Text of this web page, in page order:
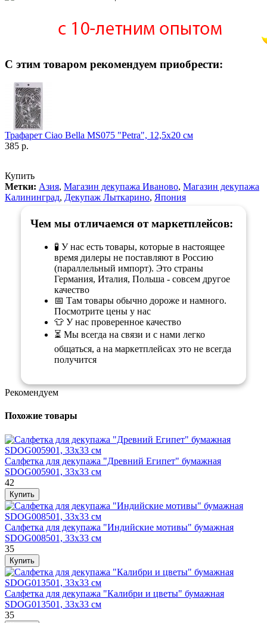
С этим товаром рекомендуем приобрести:
Трафарет Ciao Bella MS075 "Petra", 12,5х20 см
385 р.
Купить
Метки: Азия, Магазин декупажа Иваново, Магазин декупажа
Калининград, Декупаж Лыткарино, Япония
Чем мы отличаемся от маркетплейсов:
🧪 У нас есть товары, которые в настоящее
время дилеры не поставляют в Россию
(параллельный импорт). Это страны
Германия, Италия, Польша - совсем другое
качество
📅 Там товары обычно дороже и намного.
Посмотрите цены у нас
👕 У нас проверенное качество
⏳ Мы всегда на связи и с нами легко
общаться, а на маркетплейсах это не всегда
получится
Рекомендуем
Похожие товары
Салфетка для декупажа "Древний Египет" бумажная
SDOG005901, 33х33 см
42
Салфетка для декупажа "Индийские мотивы" бумажная
SDOG008501, 33х33 см
35
Салфетка для декупажа "Калибри и цветы" бумажная
SDOG013501, 33х33 см
35